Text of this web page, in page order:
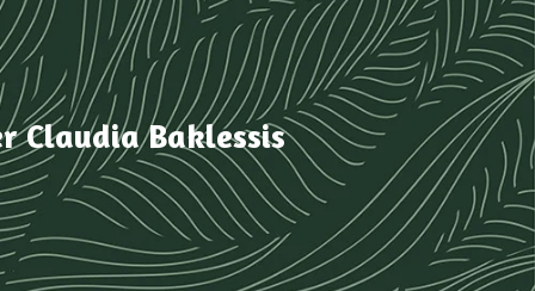
Claudia Baklessis